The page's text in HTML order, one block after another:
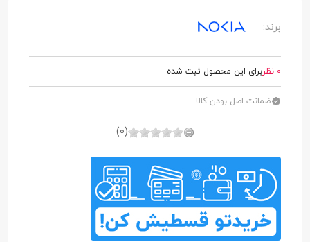
برند:
0 نظر برای این محصول ثبت شده
ضمانت اصل بودن کالا
(0)